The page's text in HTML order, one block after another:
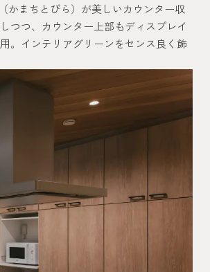
かまちとびら）が美しいカウンター収
つつ、カウンター上部もディスプレイ
。インテリアグリーンをセンス良く飾